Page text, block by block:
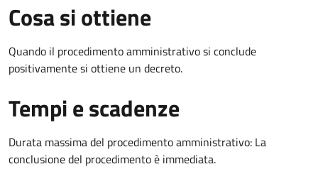
Cosa si ottiene
Quando il procedimento amministrativo si conclude
positivamente si ottiene un decreto.
Tempi e scadenze
Durata massima del procedimento amministrativo: La
conclusione del procedimento è immediata.